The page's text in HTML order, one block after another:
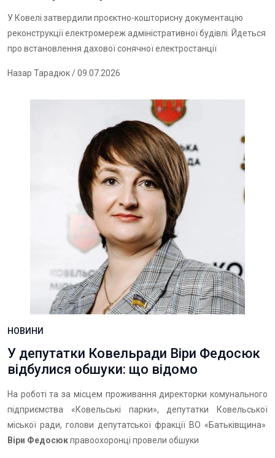
У Ковелі затвердили проєктно-кошторисну документацію
реконструкції електромереж адміністративної будівлі. Йдеться
про встановлення дахової сонячної електростанції
Назар Тарадюк/ 09.07.2026
НОВИНИ
У депутатки Ковельради Віри Федосюк
відбулися обшуки: що відомо
На роботі та за місцем проживання директорки комунального
підприємства «Ковельські парки», депутатки Ковельської
міської ради, голови депутатської фракції ВО «Батьківщина»
Віри Федосюкправоохоронці провели обшуки